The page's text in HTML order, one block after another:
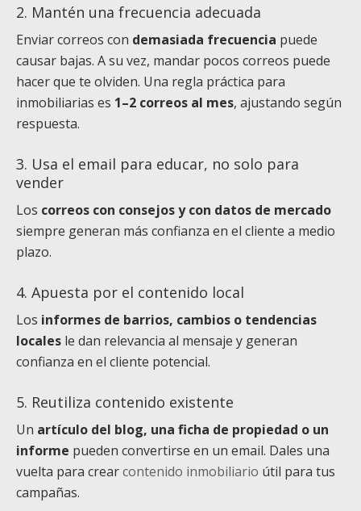
2. Mantén una frecuencia adecuada
Enviar correos con demasiada frecuencia puede
causar bajas. A su vez, mandar pocos correos puede
hacer que te olviden. Una regla práctica para
inmobiliarias es 1–2 correos al mes, ajustando según
respuesta.
3. Usa el email para educar, no solo para
vender
Los correos con consejos y con datos de mercado
siempre generan más confianza en el cliente a medio
plazo.
4. Apuesta por el contenido local
Los informes de barrios, cambios o tendencias
locales le dan relevancia al mensaje y generan
confianza en el cliente potencial.
5. Reutiliza contenido existente
Un artículo del blog, una ficha de propiedad o un
informe pueden convertirse en un email. Dales una
vuelta para crearcontenido inmobiliario útil para tus
campañas.